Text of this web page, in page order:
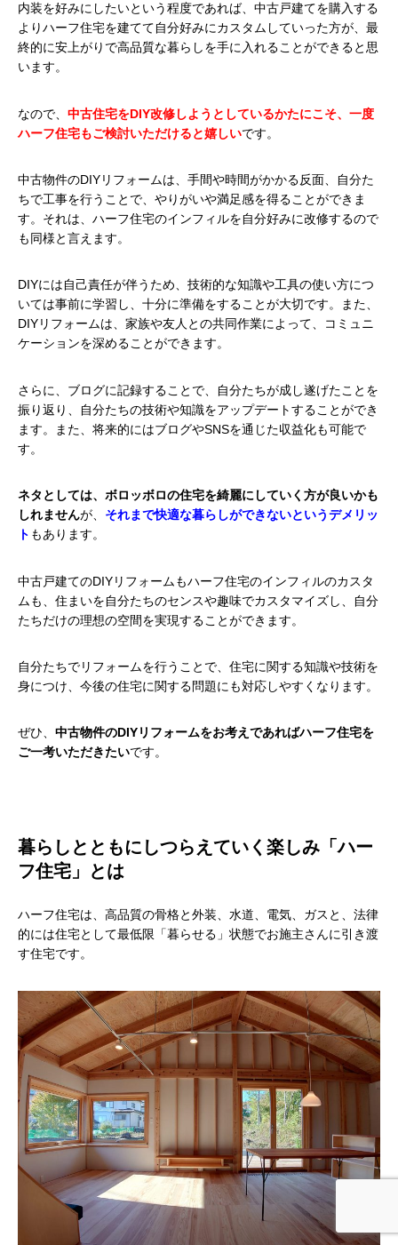
内装を好みにしたいという程度であれば、中古戸建てを購入する
よりハーフ住宅を建てて自分好みにカスタムしていった方が、最
終的に安上がりで高品質な暮らしを手に入れることができると思
います。
なので、 中古住宅をDIY改修しようとしているかたにこそ、一度
ハーフ住宅もご検討いただけると嬉しいです。
中古物件のDIYリフォームは、手間や時間がかかる反面、自分た
ちで工事を行うことで、やりがいや満足感を得ることができま
す。それは、ハーフ住宅のインフィルを自分好みに改修するので
も同様と言えます。
DIYには自己責任が伴うため、技術的な知識や工具の使い方につ
いては事前に学習し、十分に準備をすることが大切です。また、
DIYリフォームは、家族や友人との共同作業によって、コミュニ
ケーションを深めることができます。
さらに、ブログに記録することで、自分たちが成し遂げたことを
振り返り、自分たちの技術や知識をアップデートすることができ
ます。また、将来的にはブログやSNSを通じた収益化も可能で
す。
ネタとしては、ボロッボロの住宅を綺麗にしていく方が良いかも
しれませんが、 それまで快適な暮らしができないというデメリッ
ト もあります。
中古戸建てのDIYリフォームもハーフ住宅のインフィルのカスタ
ムも、住まいを自分たちのセンスや趣味でカスタマイズし、自分
たちだけの理想の空間を実現することができます。
自分たちでリフォームを行うことで、住宅に関する知識や技術を
身につけ、今後の住宅に関する問題にも対応しやすくなります。
ぜひ、 中古物件のDIYリフォームをお考えであればハーフ住宅を
ご一考いただきたいです。
暮らしとともにしつらえていく楽しみ「ハー
フ住宅」とは
ハーフ住宅は、高品質の骨格と外装、水道、電気、ガスと、法律
的には住宅として最低限「暮らせる」状態でお施主さんに引き渡
す住宅です。